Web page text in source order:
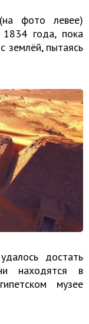
фото левее)
1834 года, пока
землёй, пытаясь
достать
находятся в
музее